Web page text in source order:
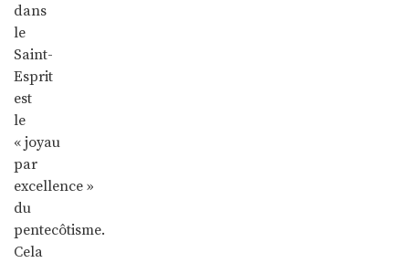
dans
le
Saint-
Esprit
est
le
« joyau
par
excellence »
du
pentecôtisme.
Cela